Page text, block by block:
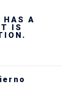
Europe’s
away